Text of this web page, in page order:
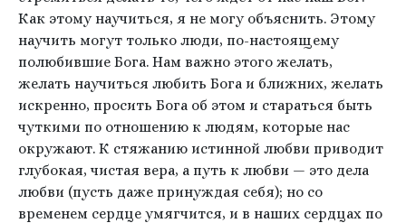
Как этому научиться, я не могу объяснить. Этому
научить могут только люди, по-настоящему
полюбившие Бога. Нам важно этого желать,
желать научиться любить Бога и ближних, желать
искренно, просить Бога об этом и стараться быть
чуткими по отношению к людям, которые нас
окружают. К стяжанию истинной любви приводит
глубокая, чистая вера, а путь к любви — это дела
любви (пусть даже принуждая себя); но со
временем сердце умягчится, и в наших сердцах по